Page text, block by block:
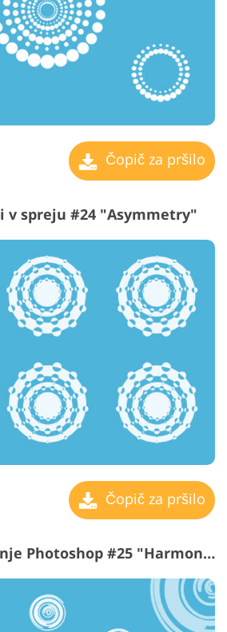
Čopič za pršilo
v spreju #24 "Asymmetry"
Čopič za pršilo
Ščetke za brizganje Photoshop #25 "Harmony"